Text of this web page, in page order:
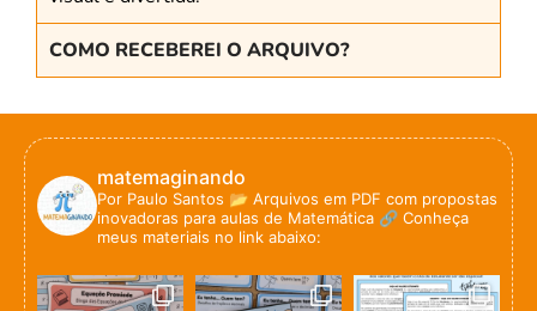
COMO RECEBEREI O ARQUIVO?
matemaginando
Por Paulo Santos 📂 Arquivos em PDF com propostas
inovadoras para aulas de Matemática 🔗 Conheça
meus materiais no link abaixo: